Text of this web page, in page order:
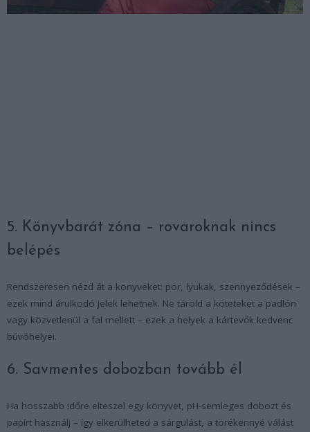
5. Könyvbarát zóna – rovaroknak nincs
belépés
Rendszeresen nézd át a könyveket: por, lyukak, szennyeződések –
ezek mind árulkodó jelek lehetnek. Ne tárold a köteteket a padlón
vagy közvetlenül a fal mellett – ezek a helyek a kártevők kedvenc
búvóhelyei.
6. Savmentes dobozban tovább él
Ha hosszabb időre elteszel egy könyvet, pH-semleges dobozt és
papírt használj – így elkerülheted a sárgulást, a törékennyé válást